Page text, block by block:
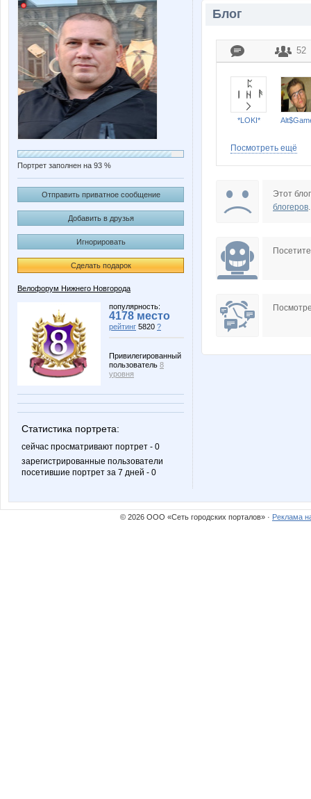
Портрет заполнен на 93 %
Отправить приватное сообщение
Добавить в друзья
Игнорировать
Сделать подарок
Велофорум Нижнего Новгорода
популярность:
4178 место
рейтинг 5820 ?
Привилегированный
пользователь 8
уровня
Статистика портрета:
сейчас просматривают портрет - 0
зарегистрированные пользователи
посетившие портрет за 7 дней - 0
Блог
52
*LOKI*
Oxotniza
Shatoon
Посмотреть ещё
Этот
блогеров.
© 2026 ООО «Сеть городских порталов» · Реклама